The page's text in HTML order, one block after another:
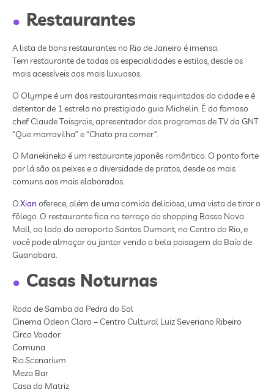
Restaurantes
A lista de bons restaurantes no Rio de Janeiro é imensa.
Tem restaurante de todas as especialidades e estilos, desde os
mais acessíveis aos mais luxuosos.
O Olympe é um dos restaurantesmais requintados da cidade e é
detentor de 1 estrela no prestigiado guia Michelin. É do famoso
chef Claude Toisgrois, apresentador dos programas de TV da GNT
“Que marravilha” e “Chato pra comer”.
O Manekineko é um restaurante japonês romântico. O ponto forte
por lá são os peixes e a diversidade de pratos, desde os mais
comuns aos mais elaborados.
OXian oferece, além de uma comida deliciosa, uma vista de tirar o
fôlego. O restaurante fica no terraço do shopping Bossa Nova
Mall, ao lado do aeroporto Santos Dumont, no Centro do Rio, e
você pode almoçar ou jantar vendo a bela paisagem da Baía de
Guanabara.
Casas Noturnas
Roda de Samba da Pedra do Sal
Cinema Odeon Claro – Centro Cultural Luiz Severiano Ribeiro
Circo Voador
Comuna
Rio Scenarium
Meza Bar
Casa da Matriz